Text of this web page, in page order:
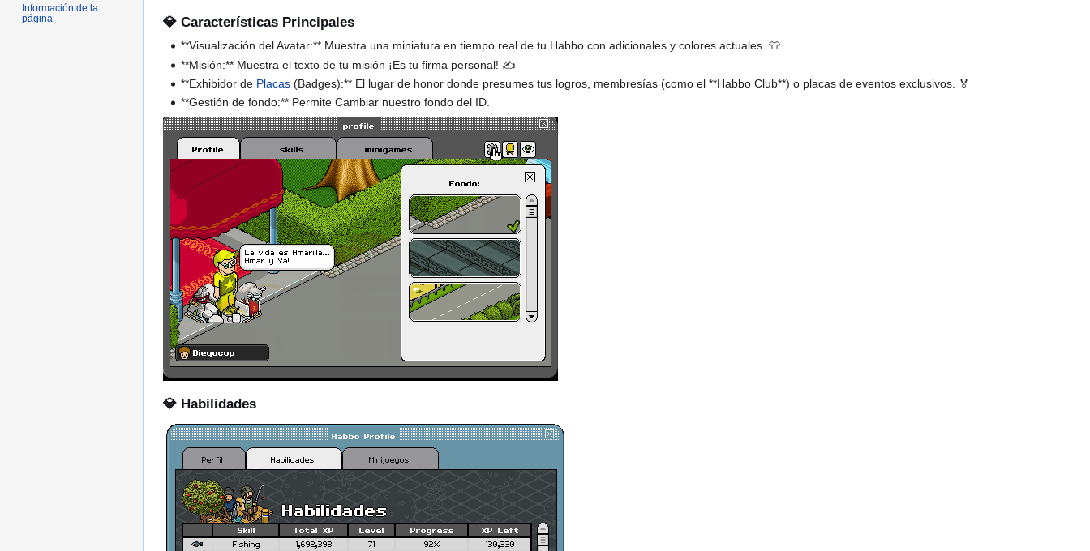
💎 Características Principales
**Visualización del Avatar:** Muestra una miniatura en tiempo real de tu Habbo con adicionales y colores actuales. 👕
**Misión:** Muestra el texto de tu misión ¡Es tu firma personal! ✍️
**Exhibidor de Placas (Badges):** El lugar de honor donde presumes tus logros, membresías (como el **Habbo Club**) o placas de eventos exclusivos. 🏅
**Gestión de fondo:** Permite Cambiar nuestro fondo del ID.
💎 Habilidades
Información de la
página